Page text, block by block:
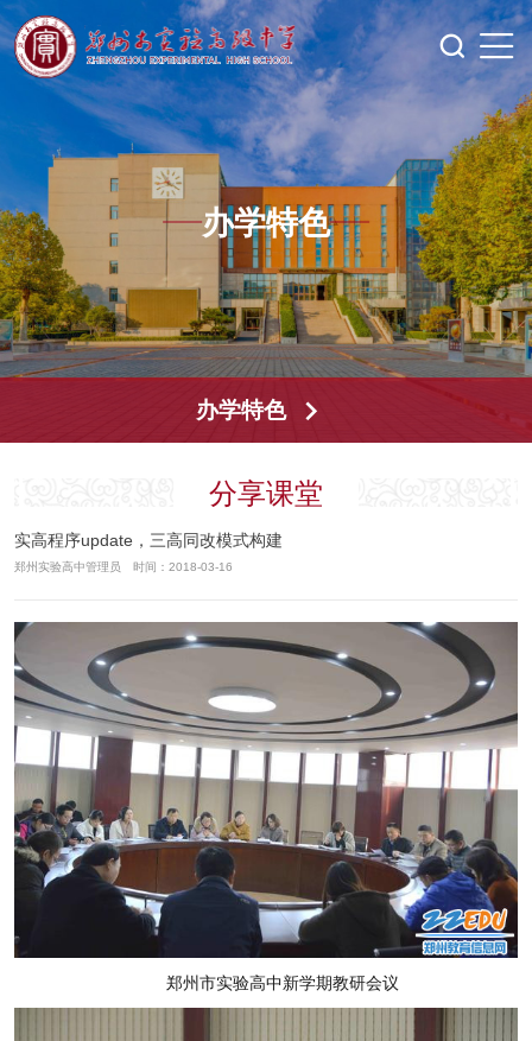
办学特色
办学特色
分享课堂
实高程序update，三高同改模式构建
郑州实验高中管理员 时间：2018-03-16
郑州市实验高中新学期教研会议